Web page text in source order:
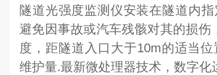
隧道光强度监测仪安装在隧道内
避免因事故或汽车残骸对其的损
度，距隧道入口大于10m的适当
维护量.最新微处理器技术，数字